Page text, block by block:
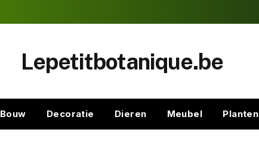
Lepetitbotanique.be
Bouw Decoratie Dieren Meubel Planten